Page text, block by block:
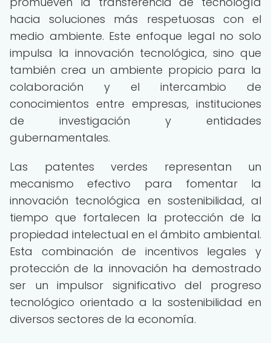
hacia soluciones más respetuosas con el
medio ambiente. Este enfoque legal no solo
impulsa la innovación tecnológica, sino que
también crea un ambiente propicio para la
colaboración y el intercambio de
conocimientos entre empresas, instituciones
de investigación y entidades
gubernamentales.
Las patentes verdes representan un
mecanismo efectivo para fomentar la
innovación tecnológica en sostenibilidad, al
tiempo que fortalecen la protección de la
propiedad intelectual en el ámbito ambiental.
Esta combinación de incentivos legales y
protección de la innovación ha demostrado
ser un impulsor significativo del progreso
tecnológico orientado a la sostenibilidad en
diversos sectores de la economía.